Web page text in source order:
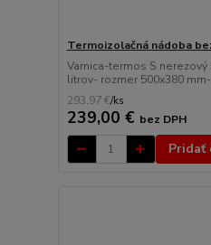
Termoizolačná nádoba
Varnica-termos S
litrov- rozmer 500x380
293,97 €/ks
239,00 € bez DPH
Pridať